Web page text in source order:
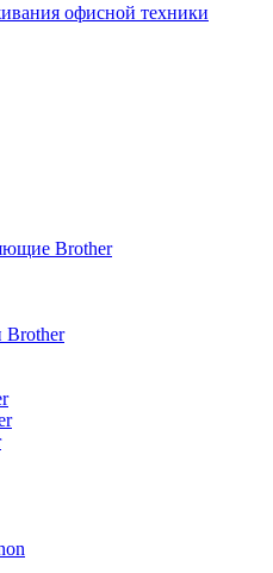
офисной техники
Brother
Brother